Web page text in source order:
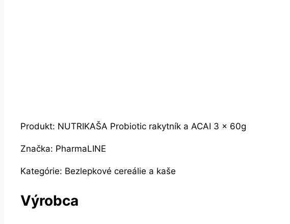
Produkt: NUTRIKAŠA Probiotic rakytník a ACAI 3 x 60g
Značka: PharmaLINE
Kategórie: Bezlepkové cereálie a kaše
Výrobca